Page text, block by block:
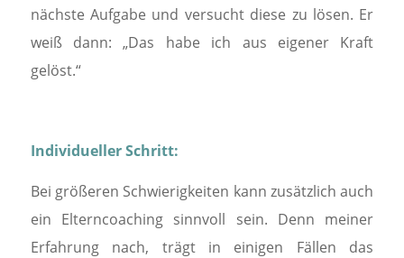
nächste Aufgabe und versucht diese zu lösen. Er
weiß dann: „Das habe ich aus eigener Kraft
gelöst.“
Individueller Schritt:
Bei größeren Schwierigkeiten kann zusätzlich auch
ein Elterncoaching sinnvoll sein. Denn meiner
Erfahrung nach, trägt in einigen Fällen das